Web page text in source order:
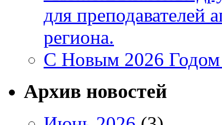
для преподавателей
региона.
C Новым 2026
Архив новостей